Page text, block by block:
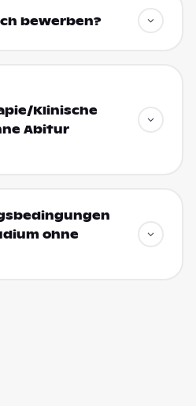
bewerben?
Klinische
Abitur
ohne